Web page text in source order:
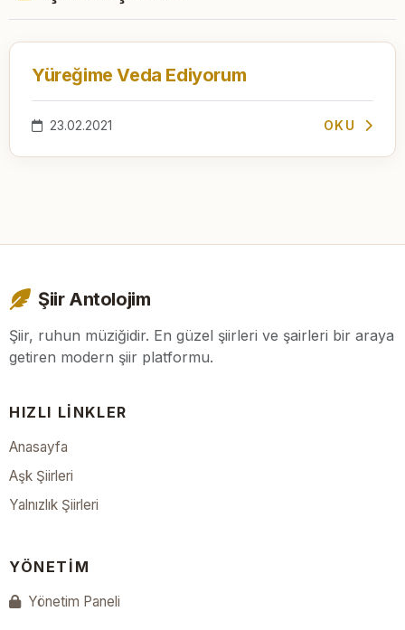
Yüreğime Veda Ediyorum
23.02.2021 OKU
Şiir Antolojim
Şiir, ruhun müziğidir. En güzel şiirleri ve şairleri bir araya
getiren modern şiir platformu.
HIZLI LINKLER
Anasayfa
Aşk Şiirleri
Yalnızlık Şiirleri
YÖNETIM
Yönetim Paneli